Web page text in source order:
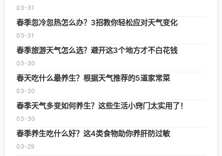
03-31
春季忽冷忽热怎么办？3招教你轻松应对天气变化
03-31
春季旅游天气怎么选？避开这3个地方才不白花钱
03-30
春天吃什么最养生？根据天气推荐的5道家常菜
03-30
春季天气多变如何养生？这些生活小窍门太实用了！
03-30
春季养生吃什么好？这4类食物助你养肝防过敏
03-29